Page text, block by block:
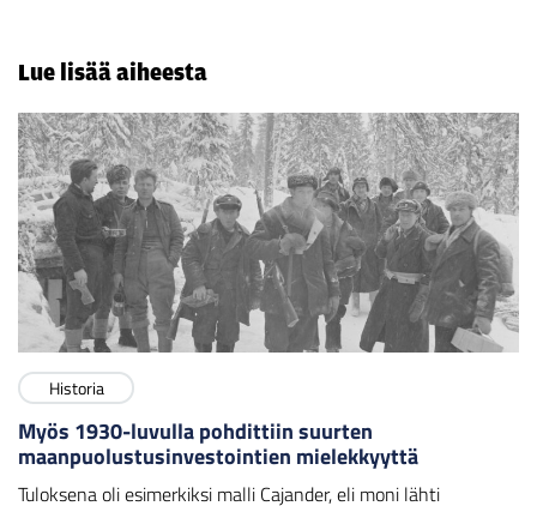
Lue lisää aiheesta
Historia
Myös 1930-luvulla pohdittiin suurten
maanpuolustusinvestointien mielekkyyttä
Tuloksena oli esimerkiksi malli Cajander, eli moni lähti